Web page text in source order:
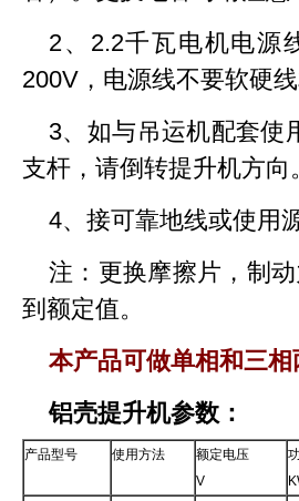
2、2.2千瓦电机电源
200V，电源线不要软硬
3、如与吊运机配套使
支杆，请倒转提升机方向
4、接可靠地线或使用
注：更换摩擦片，制
到额定值。
本产品可做单相和三相
铝壳提升机参数：
产品型号 使用方法
额定电压
V